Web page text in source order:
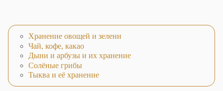
Хранение овощей и зелени
Чай, кофе, какао
Дыни и арбузы и их хранение
Солёные грибы
Тыква и её хранение